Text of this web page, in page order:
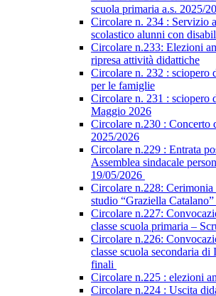
scuola primaria a.s. 2025/
Circolare n. 234 : Servizio
scolastico alunni con
Circolare n.233: Elezioni
ripresa attività didattiche
Circolare n. 232 : sciopero
per le famiglie
Circolare n. 231 : sciopero
Maggio 2026
Circolare n.230 : Concerto
2025/2026
Circolare n.229 : Entrata
Assemblea sindacale
19/05/2026
Circolare n.228: Cerimonia
studio “Graziella
Circolare n.227:
classe scuola primaria –
Circolare n.226:
classe scuola secondaria
finali
Circolare n.225 : elezioni
Circolare n.224 : Uscita